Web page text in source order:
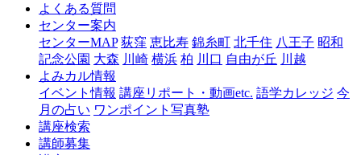
糸
よくある質問
センター案内
センターMAP 荻窪 恵比寿 錦糸町 北千住 八王子 昭和
記念公園 大森 川崎 横浜 柏 川口 自由が丘 川越
よみカル情報
イベント情報 講座リポート・動画etc. 語学カレッジ 今
月の占い ワンポイント写真塾
講座検索
講師募集